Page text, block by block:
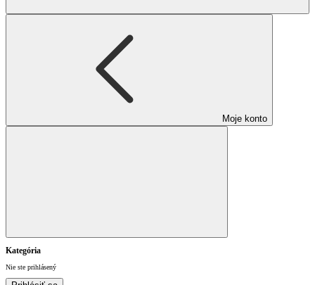
Moje konto
Kategória
Nie ste prihlásený